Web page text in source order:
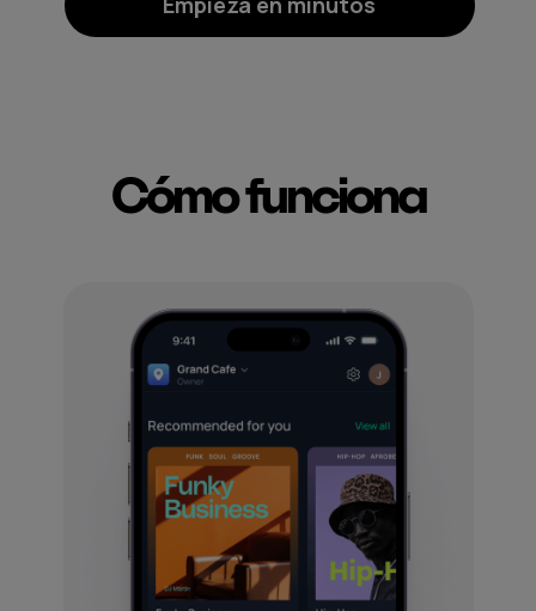
Cómo funciona